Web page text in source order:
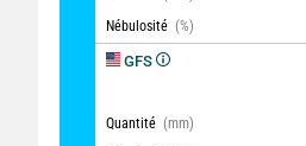
Nébulosité (%)
GFS
Quantité (mm)